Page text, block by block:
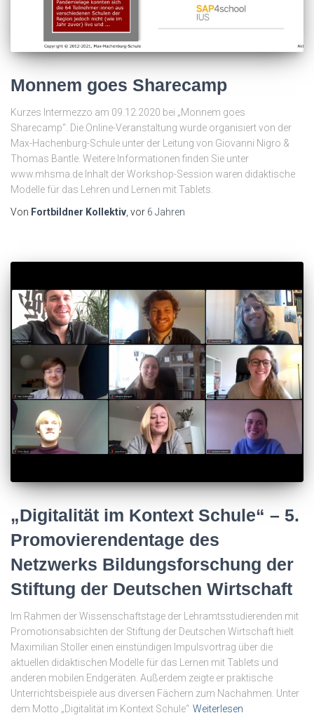
Monnem goes Sharecamp
Kurzes Intermezzo am 09.12.2020 bei „Monnem goes
Sharecamp“. Die Online-Veranstaltung wurde organisiert von der
Max-Hachenburg-Schule unter der Leitung von Giovanni Nigro &
Thomas Bantle. Weitere Informationen finden Sie unter
www.mhsma.de Inhalt der Workshop-Session waren didaktische
Modelle für das Lehren und Lernen mit Tablets.
Von Fortbildner Kollektiv , vor 6 Jahren
„Digitalität im Kontext Schule“ – 5.
Promovierendentage des
Netzwerks Bildungsforschung der
Stiftung der Deutschen Wirtschaft
Im Rahmen der Wissenschaftstage der Lehramtsstudierenden mit
Promotionsabsichten der Stiftung der Deutschen Wirtschaft hielt
Maximilian Stoller einen einstündigen Impulsvortrag über die
aktuellen didaktischen Modelle für das Lernen mit Tablets und
anderen mobilen Endgeräten. Außerdem zeigte er praktische
Unterrichtsbeispiele aus diversen Fächern zum Nachahmen. Unter
dem Motto „Digitalität im Kontext Schule“ Weiterlesen